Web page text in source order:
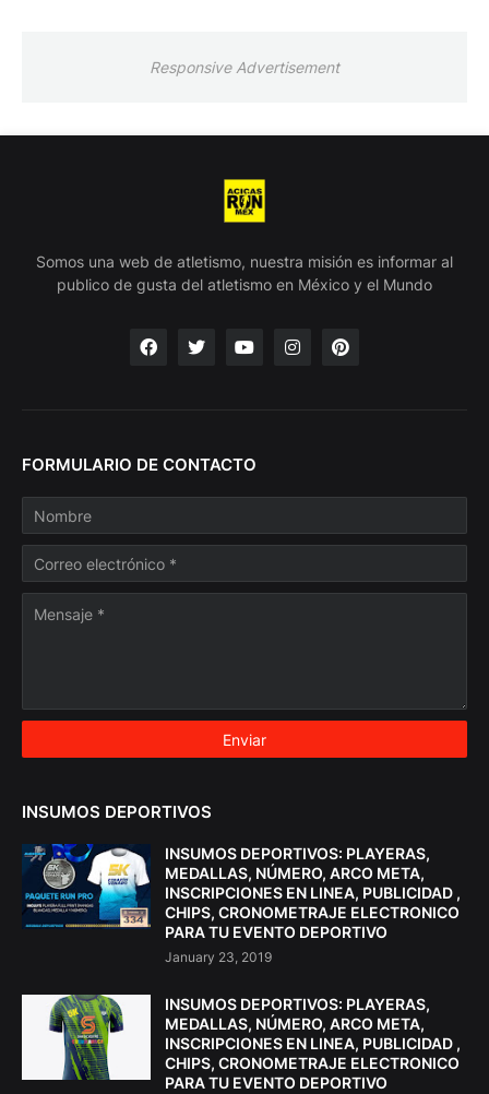
Responsive Advertisement
Somos una web de atletismo, nuestra misión es informar al
publico de gusta del atletismo en México y el Mundo
FORMULARIO DE CONTACTO
INSUMOS DEPORTIVOS
INSUMOS DEPORTIVOS: PLAYERAS,
MEDALLAS, NÚMERO, ARCO META,
INSCRIPCIONES EN LINEA, PUBLICIDAD ,
CHIPS, CRONOMETRAJE ELECTRONICO
PARA TU EVENTO DEPORTIVO
January 23, 2019
INSUMOS DEPORTIVOS: PLAYERAS,
MEDALLAS, NÚMERO, ARCO META,
INSCRIPCIONES EN LINEA, PUBLICIDAD ,
CHIPS, CRONOMETRAJE ELECTRONICO
PARA TU EVENTO DEPORTIVO